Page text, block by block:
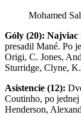
Mohamed
Góly (20): Najviac
presadil Mané. Po
Origi, C. Jones,
Sturridge, Clyne,
Asistencie (12):
Coutinho, po
Henderson,